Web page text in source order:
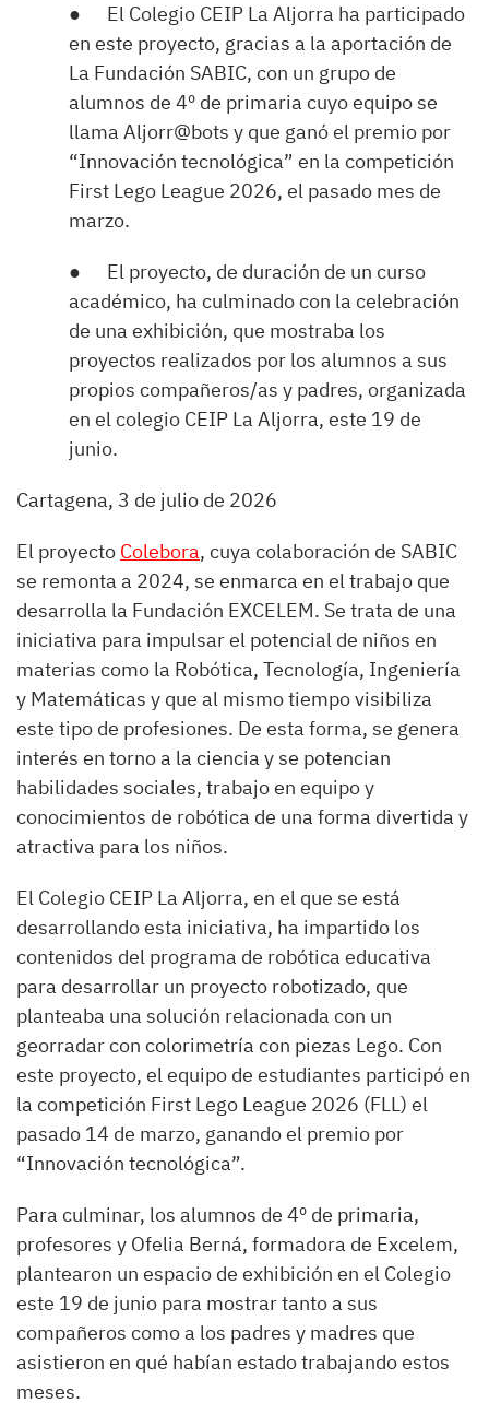
● El Colegio CEIP La Aljorra ha participado
en este proyecto, gracias a la aportación de
La Fundación SABIC, con un grupo de
alumnos de 4º de primaria cuyo equipo se
llama Aljorr@bots y que ganó el premio por
“Innovación tecnológica” en la competición
First Lego League 2026, el pasado mes de
marzo.
● El proyecto, de duración de un curso
académico, ha culminado con la celebración
de una exhibición, que mostraba los
proyectos realizados por los alumnos a sus
propios compañeros/as y padres, organizada
en el colegio CEIP La Aljorra, este 19 de
junio.
Cartagena, 3 de julio de 2026
El proyecto Colebora, cuya colaboración de SABIC
se remonta a 2024, se enmarca en el trabajo que
desarrolla la Fundación EXCELEM. Se trata de una
iniciativa para impulsar el potencial de niños en
materias como la Robótica, Tecnología, Ingeniería
y Matemáticas y que al mismo tiempo visibiliza
este tipo de profesiones. De esta forma, se genera
interés en torno a la ciencia y se potencian
habilidades sociales, trabajo en equipo y
conocimientos de robótica de una forma divertida y
atractiva para los niños.
El Colegio CEIP La Aljorra, en el que se está
desarrollando esta iniciativa, ha impartido los
contenidos del programa de robótica educativa
para desarrollar un proyecto robotizado, que
planteaba una solución relacionada con un
georradar con colorimetría con piezas Lego. Con
este proyecto, el equipo de estudiantes participó en
la competición First Lego League 2026 (FLL) el
pasado 14 de marzo, ganando el premio por
“Innovación tecnológica”.
Para culminar, los alumnos de 4º de primaria,
profesores y Ofelia Berná, formadora de Excelem,
plantearon un espacio de exhibición en el Colegio
este 19 de junio para mostrar tanto a sus
compañeros como a los padres y madres que
asistieron en qué habían estado trabajando estos
meses.